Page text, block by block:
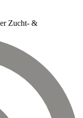
Zucht- &